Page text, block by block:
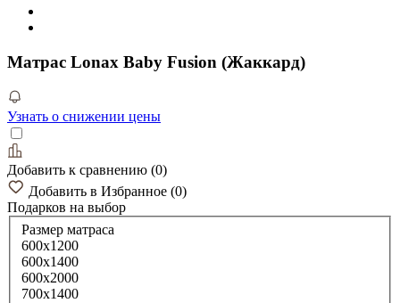
Матрас Lonax Baby Fusion (Жаккард)
Узнать о снижении цены
Добавить к сравнению (0)
Добавить в Избранное (0)
Подарков на выбор
Размер матраса
600х1200
600х1400
600х2000
700х1400